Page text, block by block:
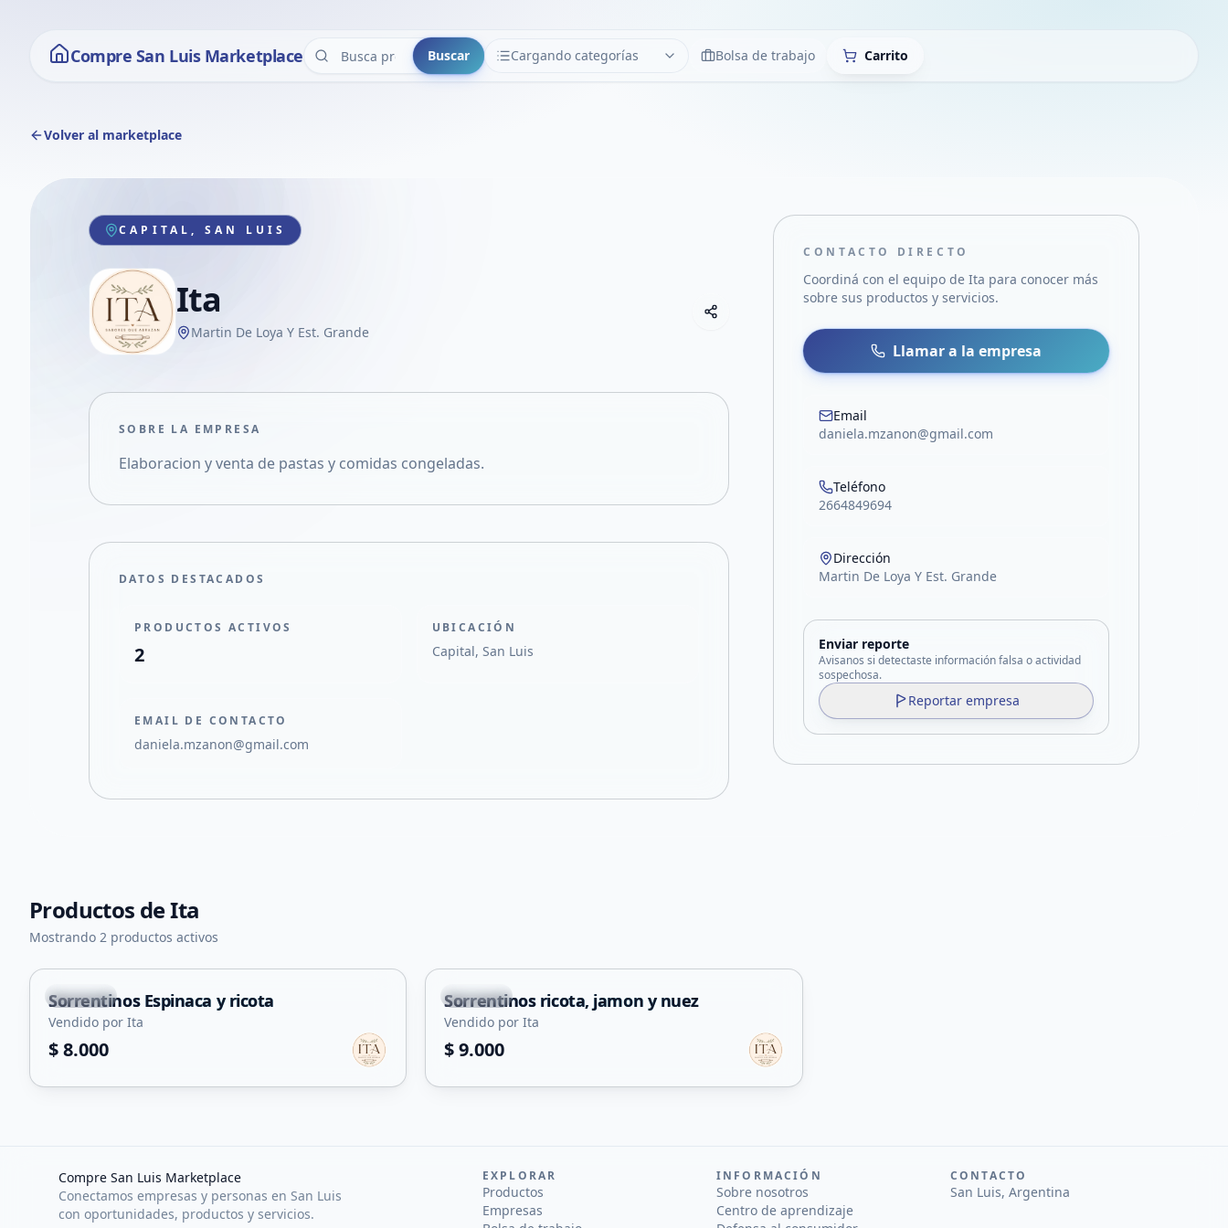
Compre San Luis Marketplace Buscar Cargando categorías
CATEGORÍAS LimpiarBolsa de trabajo Carrito
Volver al marketplace
CAPITAL, SAN LUIS
Ita
Martin De Loya Y Est. Grande
Compartir empresa
Compartir por WhatsApp
Compartir por mail
Compartir en Facebook
SOBRE LA EMPRESA
Elaboracion y venta de pastas y comidas congeladas.
DATOS DESTACADOS
PRODUCTOS ACTIVOS
2
UBICACIÓN
Capital, San Luis
EMAIL DE CONTACTO
daniela.mzanon@gmail.com
CONTACTO DIRECTO
Coordiná con el equipo deIta para conocer más
sobre sus productos y servicios.
Llamar a la empresa
Email
daniela.mzanon@gmail.com
Teléfono
2664849694
Dirección
Martin De Loya Y Est. Grande
Enviar reporte
Avisanos si detectaste información falsa o actividad
sospechosa.
Reportar empresa
Productos deIta
Mostrando 2 productos activos
Capital
Sorrentinos Espinaca y ricota
Vendido por Ita
$ 8.000
Capital
Sorrentinos ricota, jamon y nuez
Vendido por Ita
$ 9.000
Compre San Luis Marketplace
Conectamos empresas y personas en San Luis
con oportunidades, productos y servicios.
EXPLORAR
Productos
Empresas
INFORMACIÓN
Sobre nosotros
Centro de aprendizaje
CONTACTO
San Luis, Argentina